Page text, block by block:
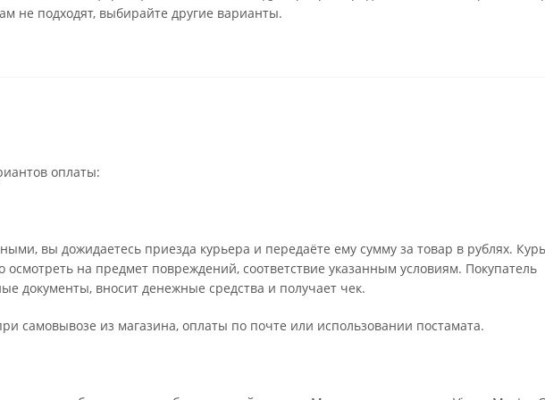
не подходят, выбирайте другие варианты.
оплаты:
вы дожидаетесь приезда курьера и передаёте ему сумму за товар в рублях.
осмотреть на предмет повреждений, соответствие указанным условиям. Покупатель
документы, вносит денежные средства и получает чек.
самовывозе из магазина, оплаты по почте или использовании постамата.